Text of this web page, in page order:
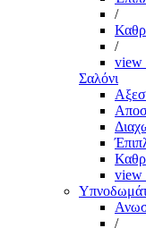
/
/
view
Σαλόνι
view
/